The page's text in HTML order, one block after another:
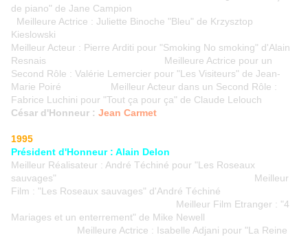
de piano" de Jane Campion
Meilleure Actrice : Juliette Binoche "Bleu" de Krzysztop
Kieslowski
Meilleur Acteur : Pierre Arditi pour "Smoking No smoking" d'Alain
Resnais Meilleure Actrice pour un
Second Rôle : Valérie Lemercier pour "Les Visiteurs" de Jean-
Marie Poiré Meilleur Acteur dans un Second Rôle :
Fabrice Luchini pour "Tout ça pour ça" de Claude Lelouch
César d'Honneur : Jean Carmet
1995
Président d'Honneur : Alain Delon
Meilleur Réalisateur : André Téchiné pour "Les Roseaux
sauvages" Meilleur
Film : "Les Roseaux sauvages" d'André Téchiné
Meilleur Film Etranger : "4
Mariages et un enterrement" de Mike Newell
Meilleure Actrice : Isabelle Adjani pour "La Reine